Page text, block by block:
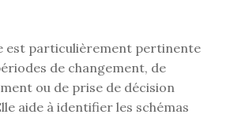
est particulièrement pertinente
de changement, de
ou de prise de décision
aide à identifier les schémas